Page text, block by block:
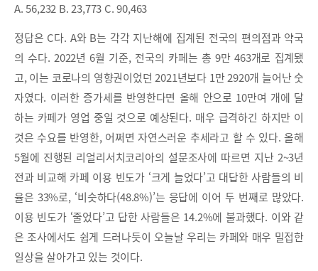
A. 56,232 B. 23,773 C. 90,463
정답은 C다. A와 B는 각각 지난해에 집계된 전국의 편의점과 약국
의 수다. 2022년 6월 기준, 전국의 카페는 총 9만 463개로 집계됐
고, 이는 코로나의 영향권이었던 2021년보다 1만 2920개 늘어난 숫
자였다. 이러한 증가세를 반영한다면 올해 안으로 10만여 개에 달
하는 카페가 영업 중일 것으로 예상된다. 매우 급격하긴 하지만 이
것은 수요를 반영한, 어쩌면 자연스러운 추세라고 할 수 있다. 올해
5월에 진행된 리얼리서치코리아의 설문조사에 따르면 지난 2~3년
전과 비교해 카페 이용 빈도가 ‘크게 늘었다’고 대답한 사람들의 비
율은 33%로, ‘비슷하다(48.8%)’는 응답에 이어 두 번째로 많았다.
이용 빈도가 ‘줄었다’고 답한 사람들은 14.2%에 불과했다. 이와 같
은 조사에서도 쉽게 드러나듯이 오늘날 우리는 카페와 매우 밀접한
일상을 살아가고 있는 것이다.